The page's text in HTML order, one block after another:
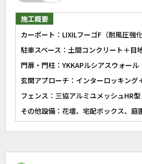
施工概要
カーポート：LIXILフーゴF（耐風圧強化
駐車スペース：土間コンクリート＋目
門扉・門柱：YKKAPルシアスウォール
玄関アプローチ：インターロッキング
フェンス：三協アルミユメッシュHR型
その他設備：花壇、宅配ボックス、庭